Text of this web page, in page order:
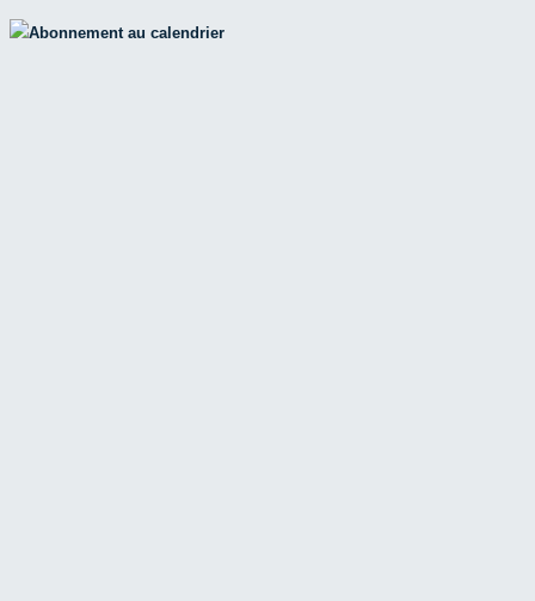
Abonnement au calendrier